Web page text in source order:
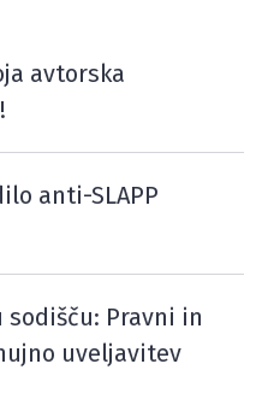
avtorska
anti-SLAPP
Pravni in
uveljavitev